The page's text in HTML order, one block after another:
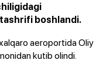
boshlandi.
aeroportida Oliy
kutib olindi.